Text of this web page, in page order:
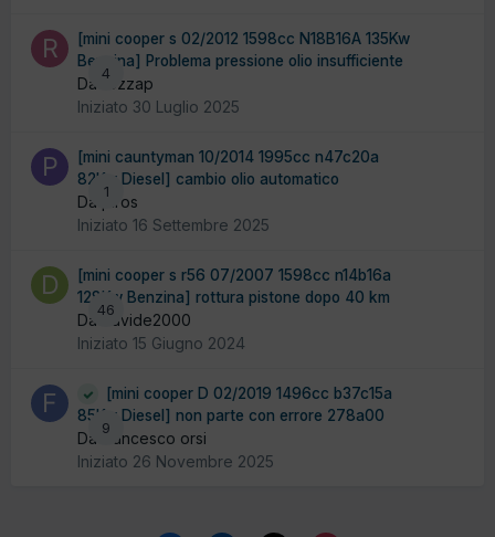
4
[mini cooper s 02/2012 1598cc N18B16A 135Kw
Benzina] Problema pressione olio insufficiente
Da rozzap
Iniziato 30 Luglio 2025
1
[mini cauntyman 10/2014 1995cc n47c20a
82Kw Diesel] cambio olio automatico
Da piros
Iniziato 16 Settembre 2025
46
[mini cooper s r56 07/2007 1598cc n14b16a
128Kw Benzina] rottura pistone dopo 40 km
Da davide2000
Iniziato 15 Giugno 2024
9
[mini cooper D 02/2019 1496cc b37c15a
85Kw Diesel] non parte con errore 278a00
Da francesco orsi
Iniziato 26 Novembre 2025